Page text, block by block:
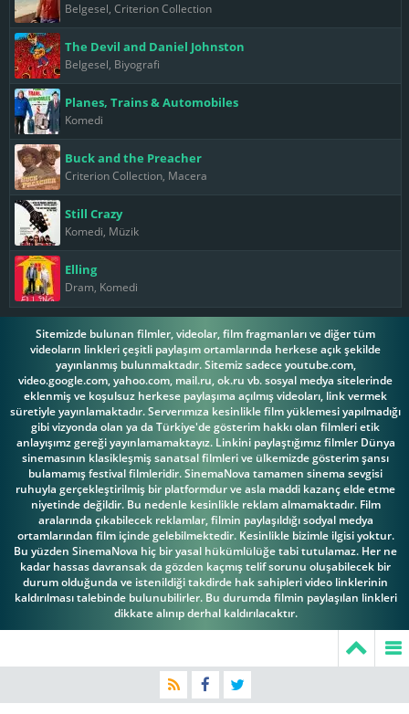
Belgesel, Criterion Collection
The Devil and Daniel Johnston
Belgesel, Biyografi
Planes, Trains & Automobiles
Komedi
Buck and the Preacher
Criterion Collection, Macera
Still Crazy
Komedi, Müzik
Elling
Dram, Komedi
Sitemizde bulunan filmler, videolar, film fragmanları ve diğer tüm
videoların linkleri çeşitli paylaşım ortamlarında herkese açık şekilde
yayınlanmış bulunmaktadır. Sitemiz sadece youtube.com,
video.google.com, yahoo.com, mail.ru, ok.ru vb. sosyal medya sitelerinde
eklenmiş ve koşulsuz herkese paylaşıma açılmış videoları, link vermek
süretiyle yayınlamaktadır. Serverımıza kesinlikle film yüklemesi yapılmadığı
gibi vizyonda olan ya da Türkiye'de gösterim hakkı olan filmleri etik
anlayışımz gereği yayınlamamaktayız. Linkini paylaştığımız filmler Dünya
sinemasının klasikleşmiş sanatsal filmleri ve ülkemizde gösterim şansı
bulamamış festival filmleridir. SinemaNova tamamen sinema sevgisi
ruhuyla gerçekleştirilmiş bir platformdur ve asla maddi kazanç elde etme
niyetinde değildir. Bu nedenle kesinlikle reklam almamaktadır. Film
aralarında çıkabilecek reklamlar, filmin paylaşıldığı sodyal medya
ortamlarından film içinde gelebilmektedir. Kesinlikle bizimle ilgisi yoktur.
Bu yüzden SinemaNova hiç bir yasal hükümlülüğe tabi tutulamaz. Her ne
kadar hassas davransak da gözden kaçmış telif sorunu oluşabilecek bir
durum olduğunda ve istenildiği takdirde hak sahipleri video linklerinin
kaldırılması talebinde bulunubilirler. Bu durumda filmin paylaşılan linkleri
dikkate alınıp derhal kaldırılacaktır.